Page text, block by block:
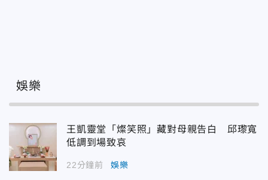
娛樂
王凱靈堂「燦笑照」藏對母親告白 邱瓈寬
低調到場致哀
22分鐘前 娛樂